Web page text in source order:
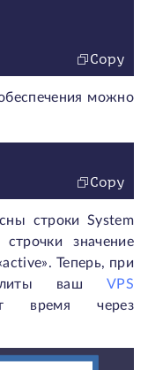
Copy
можно
Copy
строки System
значение
Теперь, при
вашVPS
время через